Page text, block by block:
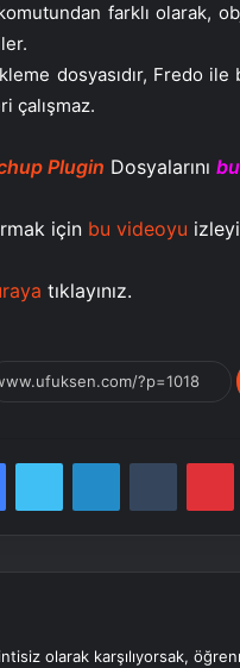
farklı olarak,
dosyasıdır, Fredo ile
çalışmaz.
Plugin Dosyalarını
için bu videoyu
tıklayınız.
Facebook Twitter LinkedIn Tumblr Pinterest
olarak karşılıyorsak,